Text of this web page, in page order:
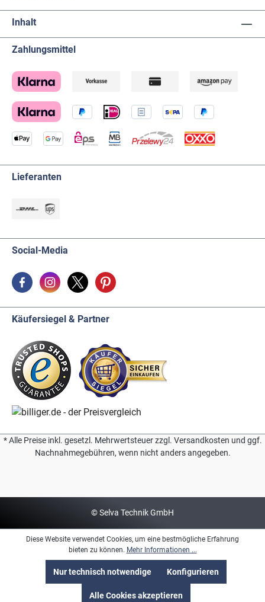
Inhalt
Zahlungsmittel
Lieferanten
Social-Media
Käufersiegel & Partner
* Alle Preise inkl. gesetzl. Mehrwertsteuer zzgl. Versandkosten und ggf.
Nachnahmegebühren, wenn nicht anders angegeben.
© Selva Technik GmbH
Diese Website verwendet Cookies, um eine bestmögliche Erfahrung
bieten zu können. Mehr Informationen ...
Nur technisch notwendige Konfigurieren
Alle Cookies akzeptieren